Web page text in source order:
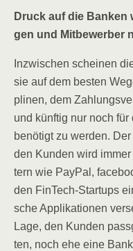
Druck auf die
gen und Mit­be­wer­ber
Inzwi­schen schei­nen
sie auf dem bes­ten
pli­nen, dem
und künf­tig nur noch
benö­tigt zu wer­den.
den Kun­den wird
tern wie Pay­Pal,
den Fin­Tech-Start­ups
sche Appli­ka­tio­nen
Lage, den Kun­den
ten, noch ehe eine